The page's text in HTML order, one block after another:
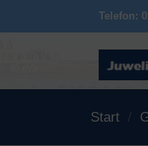
Telefon:
Start /